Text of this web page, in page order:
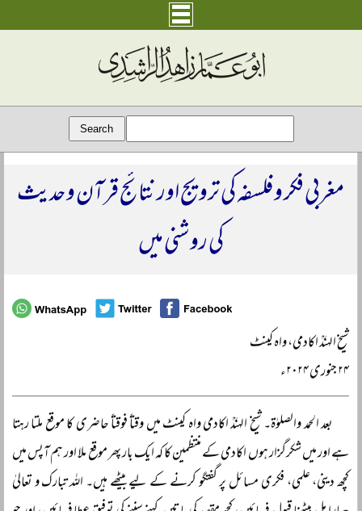
مغربی فکر و فلسفہ کی ترویج اور نتائج قرآن و حدیث
کی روشنی میں
شیخ الہندؒ اکادمی، واہ کینٹ
۲۴ جنوری ۲۰۲۴ء
بعد الحمد والصلوٰۃ۔ شیخ الہندؒ اکادمی واہ کینٹ میں وقتاً‌ فوقتاً‌ حاضری کا موقع ملتا رہتا
ہے اور میں شکرگزار ہوں اکادمی کے منتظمین کا کہ ایک بار پھر موقع ملا اور ہم آپس میں
کچھ دینی، علمی، فکری مسائل پر گفتگو کرنے کے لیے بیٹھے ہیں۔ اللہ تبارک و تعالیٰ